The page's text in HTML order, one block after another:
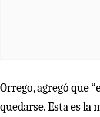
Orrego, agregó que
quedarse. Esta es la